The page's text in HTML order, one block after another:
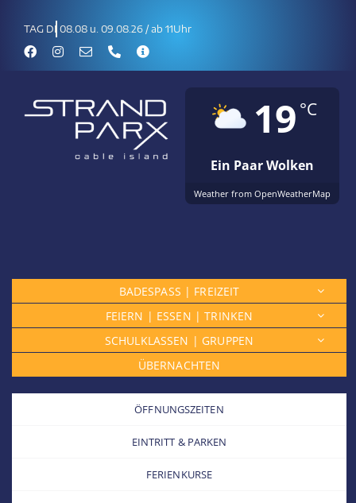
Inhalt
springen
08.08 u. 09.08.26 / ab 11Uhr
19 °C
Ein Paar Wolken
Weather from OpenWeatherMap
BADESPASS | FREIZEIT
FEIERN | ESSEN | TRINKEN
SCHULKLASSEN | GRUPPEN
ÜBERNACHTEN
ÖFFNUNGSZEITEN
EINTRITT & PARKEN
FERIENKURSE